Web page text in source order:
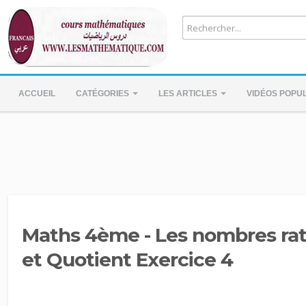
ACCUEIL CATÉGORIES LES ARTICLES VIDÉOS
Maths 4ème - Les nombres
et Quotient Exercice 4